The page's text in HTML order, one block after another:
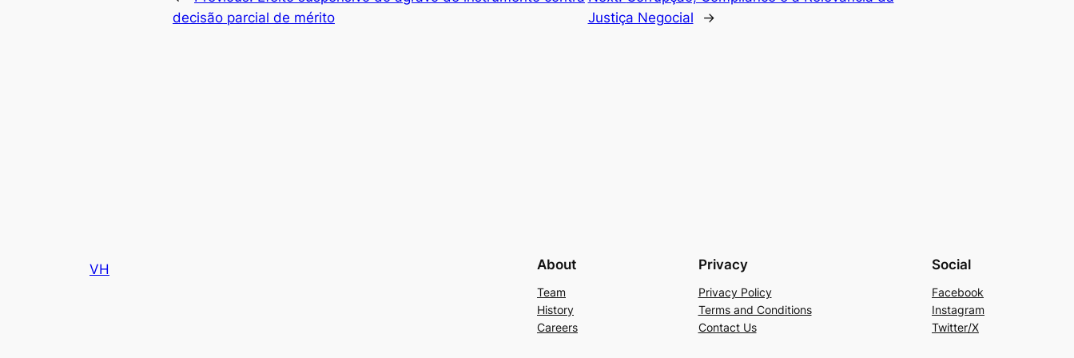
decisão parcial de mérito
Justiça Negocial
→
VH About
Team
History
Careers
Privacy
Privacy Policy
Terms and Conditions
Contact Us
Social
Facebook
Instagram
Twitter/X